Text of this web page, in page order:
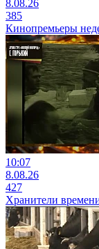
8.08.26
385
Кинопремьеры
10:07
8.08.26
427
Хранители